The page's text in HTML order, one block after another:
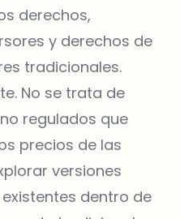
derechos,
y derechos de
tradicionales.
No se trata de
regulados que
precios de las
versiones
dentro de